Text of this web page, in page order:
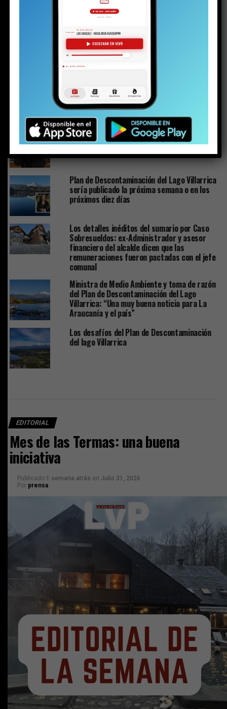
Mes de las Termas: una buena iniciativa
ESTO PODRÍA GUSTARTE
PuconApp completa su despliegue y ya está
disponible en Android
Solo a los 16: la vida del joven detenido con
un arma y drogas en la investigación por la
riña escolar
Plan de Descontaminación del Lago Villarrica
sería publicado la próxima semana o en los
próximos diez días
Los detalles inéditos del sumario por Caso
Sobresueldos: ex-Administrador y asesor
financiero del alcalde dicen que las
remuneraciones fueron pactadas con el jefe
comunal
Ministra de Medio Ambiente y toma de razón
del Plan de Descontaminación del Lago
Villarrica: “Una muy buena noticia para La
Araucanía y el país”
Los desafíos del Plan de Descontaminación
del lago Villarrica
EDITORIAL
Mes de las Termas: una buena
iniciativa
Publicado 1 semana atrás en Julio 31, 2026
Por prensa